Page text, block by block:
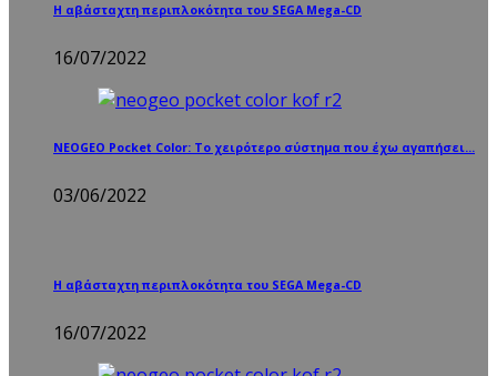
Η αβάσταχτη περιπλοκότητα του SEGA Mega-CD
16/07/2022
NEOGEO Pocket Color: Το χειρότερο σύστημα που έχω αγαπήσει…
03/06/2022
Η αβάσταχτη περιπλοκότητα του SEGA Mega-CD
16/07/2022